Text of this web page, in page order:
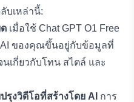
บเหล่านี้:
เมื่อใช้ Chat GPT O1 Free
ของคุณขึ้นอยู่กับข้อมูลที่
เกี่ยวกับโทน สไตล์ และ
รุงวิดีโอที่สร้างโดย AI การ